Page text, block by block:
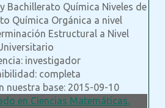
Bachillerato Química Niveles de
Química Orgánica a nivel
Estructural a Nivel
investigador
completa
nuestra base: 2015-09-10
en Ciencias Matemáticas.